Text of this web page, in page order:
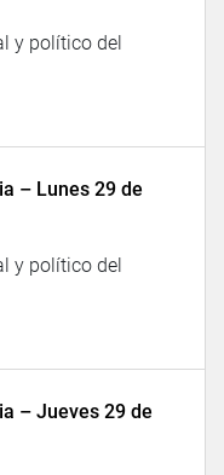
y político del
– Lunes 29 de
y político del
– Jueves 29 de